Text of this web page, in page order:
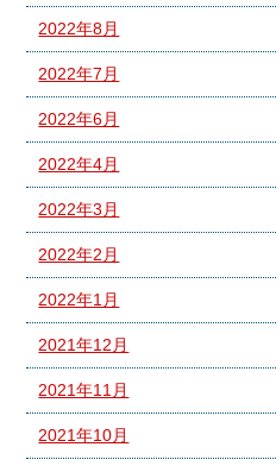
2022年8月
2022年7月
2022年6月
2022年4月
2022年3月
2022年2月
2022年1月
2021年12月
2021年11月
2021年10月